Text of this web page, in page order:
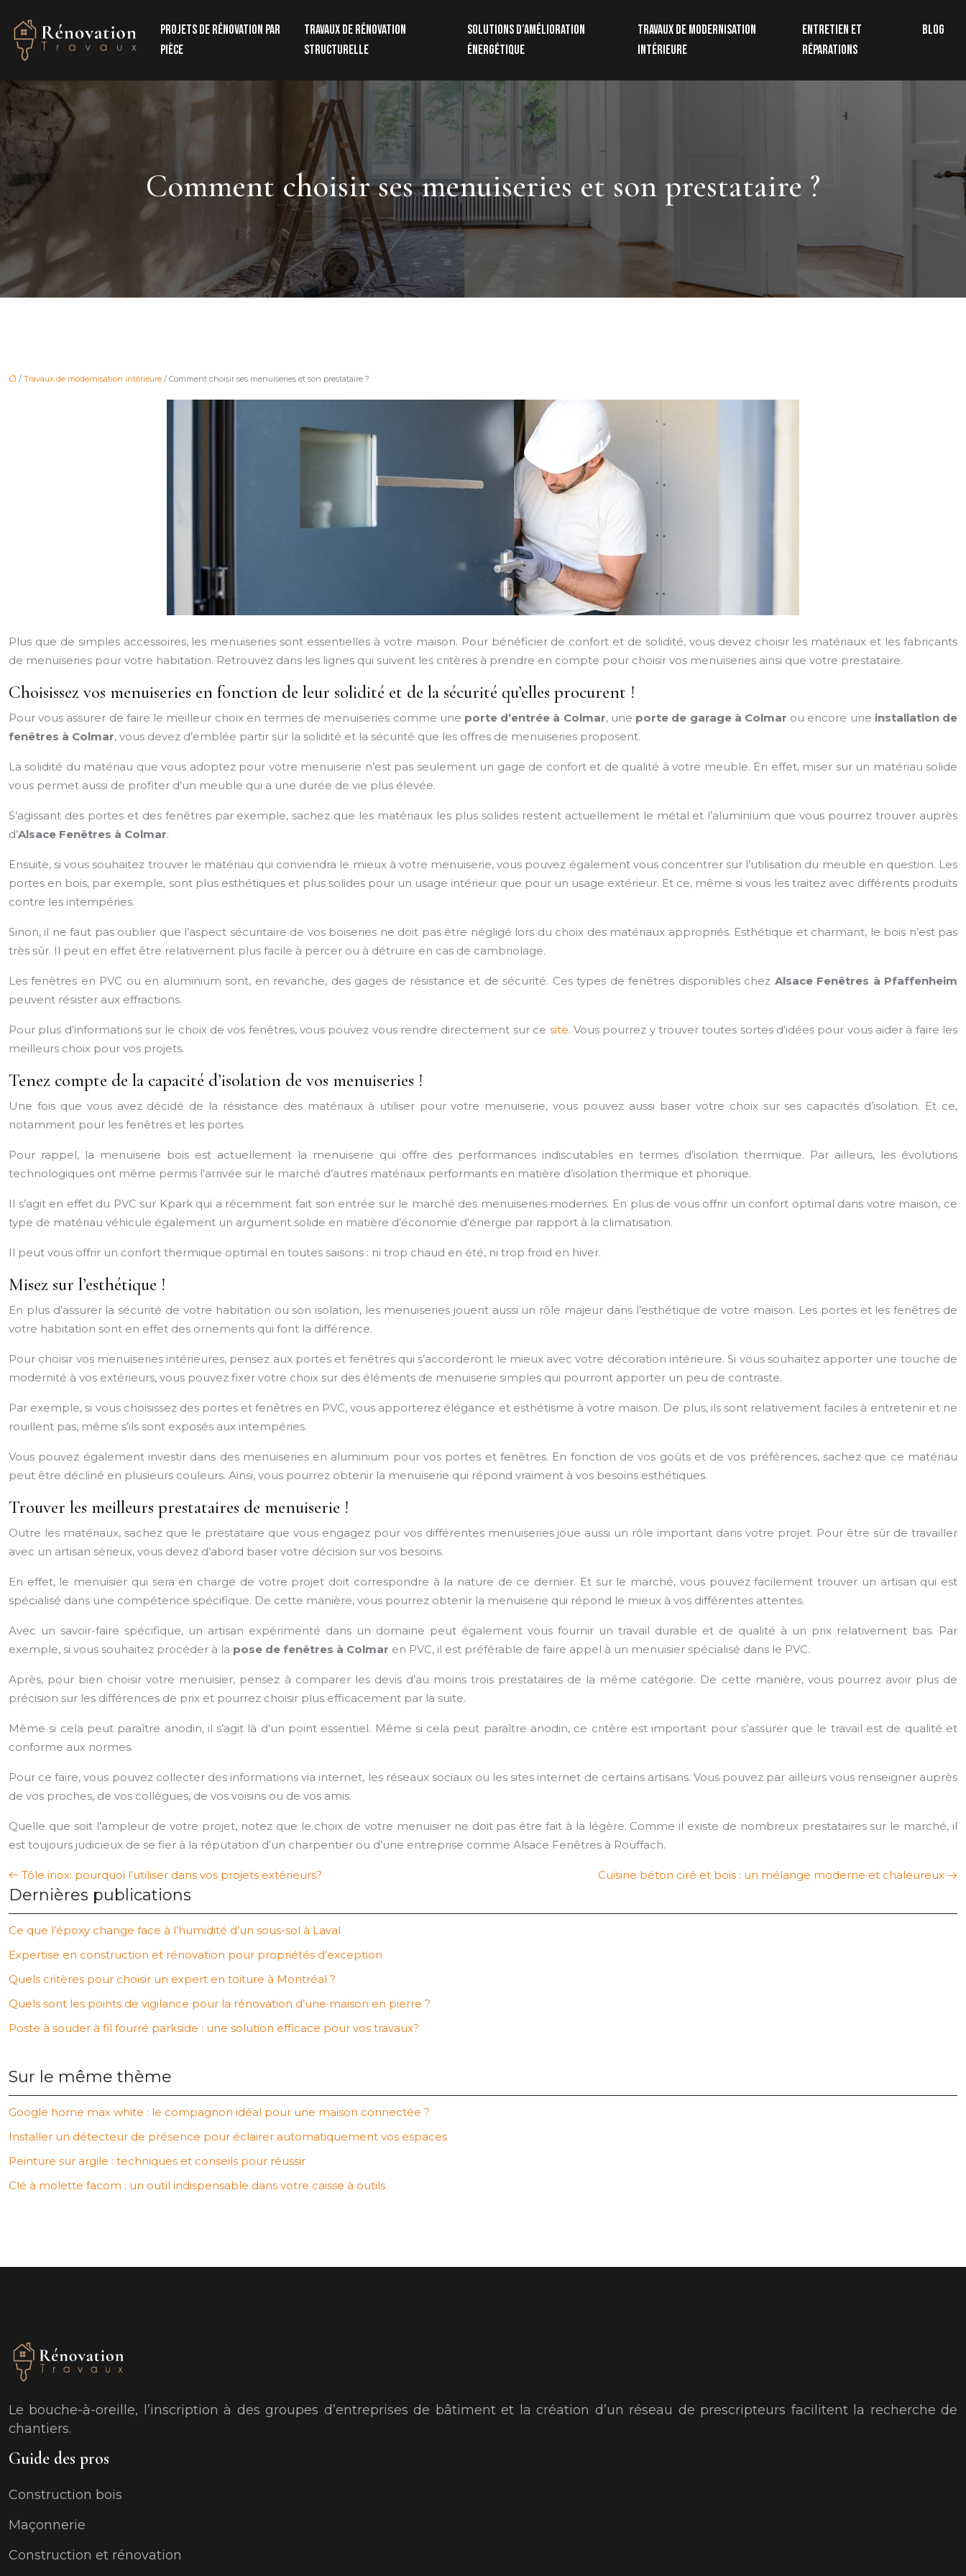
Projets de rénovation par
pièce
Travaux de rénovation
structurelle
Solutions d’amélioration
énergétique
Travaux de modernisation
intérieure
Entretien et
réparations
Blog
Comment choisir ses menuiseries et son prestataire ?
/ Travaux de modernisation intérieure / Comment choisir ses menuiseries et son prestataire ?
Plus que de simples accessoires, les menuiseries sont essentielles à votre maison. Pour bénéficier de confort et de solidité, vous devez choisir les matériaux et les fabricants
de menuiseries pour votre habitation. Retrouvez dans les lignes qui suivent les critères à prendre en compte pour choisir vos menuiseries ainsi que votre prestataire.
Choisissez vos menuiseries en fonction de leur solidité et de la sécurité qu’elles procurent !
Pour vous assurer de faire le meilleur choix en termes de menuiseries comme une porte d’entrée à Colmar, une porte de garage à Colmar ou encore une installation de
fenêtres à Colmar, vous devez d’emblée partir sur la solidité et la sécurité que les offres de menuiseries proposent.
La solidité du matériau que vous adoptez pour votre menuiserie n’est pas seulement un gage de confort et de qualité à votre meuble. En effet, miser sur un matériau solide
vous permet aussi de profiter d’un meuble qui a une durée de vie plus élevée.
S’agissant des portes et des fenêtres par exemple, sachez que les matériaux les plus solides restent actuellement le métal et l’aluminium que vous pourrez trouver auprès
d’Alsace Fenêtres à Colmar.
Ensuite, si vous souhaitez trouver le matériau qui conviendra le mieux à votre menuiserie, vous pouvez également vous concentrer sur l’utilisation du meuble en question. Les
portes en bois, par exemple, sont plus esthétiques et plus solides pour un usage intérieur que pour un usage extérieur. Et ce, même si vous les traitez avec différents produits
contre les intempéries.
Sinon, il ne faut pas oublier que l’aspect sécuritaire de vos boiseries ne doit pas être négligé lors du choix des matériaux appropriés. Esthétique et charmant, le bois n’est pas
très sûr. Il peut en effet être relativement plus facile à percer ou à détruire en cas de cambriolage.
Les fenêtres en PVC ou en aluminium sont, en revanche, des gages de résistance et de sécurité. Ces types de fenêtres disponibles chez Alsace Fenêtres à Pfaffenheim
peuvent résister aux effractions.
Pour plus d’informations sur le choix de vos fenêtres, vous pouvez vous rendre directement sur ce site. Vous pourrez y trouver toutes sortes d’idées pour vous aider à faire les
meilleurs choix pour vos projets.
Tenez compte de la capacité d’isolation de vos menuiseries !
Une fois que vous avez décidé de la résistance des matériaux à utiliser pour votre menuiserie, vous pouvez aussi baser votre choix sur ses capacités d’isolation. Et ce,
notamment pour les fenêtres et les portes.
Pour rappel, la menuiserie bois est actuellement la menuiserie qui offre des performances indiscutables en termes d’isolation thermique. Par ailleurs, les évolutions
technologiques ont même permis l’arrivée sur le marché d’autres matériaux performants en matière d’isolation thermique et phonique.
Il s’agit en effet du PVC sur Kpark qui a récemment fait son entrée sur le marché des menuiseries modernes. En plus de vous offrir un confort optimal dans votre maison, ce
type de matériau véhicule également un argument solide en matière d’économie d’énergie par rapport à la climatisation.
Il peut vous offrir un confort thermique optimal en toutes saisons : ni trop chaud en été, ni trop froid en hiver.
Misez sur l’esthétique !
En plus d’assurer la sécurité de votre habitation ou son isolation, les menuiseries jouent aussi un rôle majeur dans l’esthétique de votre maison. Les portes et les fenêtres de
votre habitation sont en effet des ornements qui font la différence.
Pour choisir vos menuiseries intérieures, pensez aux portes et fenêtres qui s’accorderont le mieux avec votre décoration intérieure. Si vous souhaitez apporter une touche de
modernité à vos extérieurs, vous pouvez fixer votre choix sur des éléments de menuiserie simples qui pourront apporter un peu de contraste.
Par exemple, si vous choisissez des portes et fenêtres en PVC, vous apporterez élégance et esthétisme à votre maison. De plus, ils sont relativement faciles à entretenir et ne
rouillent pas, même s’ils sont exposés aux intempéries.
Vous pouvez également investir dans des menuiseries en aluminium pour vos portes et fenêtres. En fonction de vos goûts et de vos préférences, sachez que ce matériau
peut être décliné en plusieurs couleurs. Ainsi, vous pourrez obtenir la menuiserie qui répond vraiment à vos besoins esthétiques.
Trouver les meilleurs prestataires de menuiserie !
Outre les matériaux, sachez que le prestataire que vous engagez pour vos différentes menuiseries joue aussi un rôle important dans votre projet. Pour être sûr de travailler
avec un artisan sérieux, vous devez d’abord baser votre décision sur vos besoins.
En effet, le menuisier qui sera en charge de votre projet doit correspondre à la nature de ce dernier. Et sur le marché, vous pouvez facilement trouver un artisan qui est
spécialisé dans une compétence spécifique. De cette manière, vous pourrez obtenir la menuiserie qui répond le mieux à vos différentes attentes.
Avec un savoir-faire spécifique, un artisan expérimenté dans un domaine peut également vous fournir un travail durable et de qualité à un prix relativement bas. Par
exemple, si vous souhaitez procéder à la pose de fenêtres à Colmar en PVC, il est préférable de faire appel à un menuisier spécialisé dans le PVC.
Après, pour bien choisir votre menuisier, pensez à comparer les devis d’au moins trois prestataires de la même catégorie. De cette manière, vous pourrez avoir plus de
précision sur les différences de prix et pourrez choisir plus efficacement par la suite.
Même si cela peut paraître anodin, il s’agit là d’un point essentiel. Même si cela peut paraître anodin, ce critère est important pour s’assurer que le travail est de qualité et
conforme aux normes.
Pour ce faire, vous pouvez collecter des informations via internet, les réseaux sociaux ou les sites internet de certains artisans. Vous pouvez par ailleurs vous renseigner auprès
de vos proches, de vos collègues, de vos voisins ou de vos amis.
Quelle que soit l’ampleur de votre projet, notez que le choix de votre menuisier ne doit pas être fait à la légère. Comme il existe de nombreux prestataires sur le marché, il
est toujours judicieux de se fier à la réputation d’un charpentier ou d’une entreprise comme Alsace Fenêtres à Rouffach.
Tôle inox: pourquoi l’utiliser dans vos projets extérieurs? Cuisine béton ciré et bois : un mélange moderne et chaleureux
Dernières publications
Ce que l’époxy change face à l’humidité d’un sous-sol à Laval
Expertise en construction et rénovation pour propriétés d’exception
Quels critères pour choisir un expert en toiture à Montréal ?
Quels sont les points de vigilance pour la rénovation d’une maison en pierre ?
Poste à souder à fil fourré parkside : une solution efficace pour vos travaux?
Sur le même thème
Google home max white : le compagnon idéal pour une maison connectée ?
Installer un détecteur de présence pour éclairer automatiquement vos espaces
Peinture sur argile : techniques et conseils pour réussir
Clé à molette facom : un outil indispensable dans votre caisse à outils
Le bouche-à-oreille, l’inscription à des groupes d’entreprises de bâtiment et la création d’un réseau de prescripteurs facilitent la recherche de
chantiers.
Guide des pros
Construction bois
Maçonnerie
Construction et rénovation